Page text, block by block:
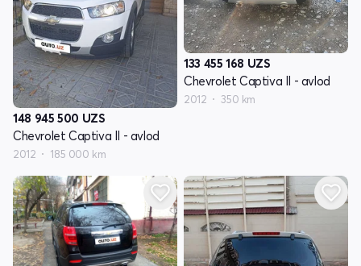
148 945 500 UZS
Chevrolet Captiva II - avlod
2012 185 000 km
133 455 168 UZS
Chevrolet Captiva II - avlod
2012 350 km